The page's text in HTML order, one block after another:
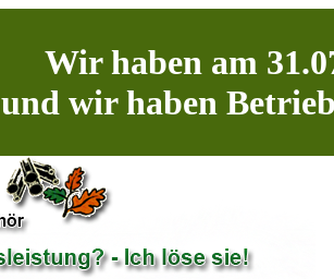
Wir haben am
und wir haben